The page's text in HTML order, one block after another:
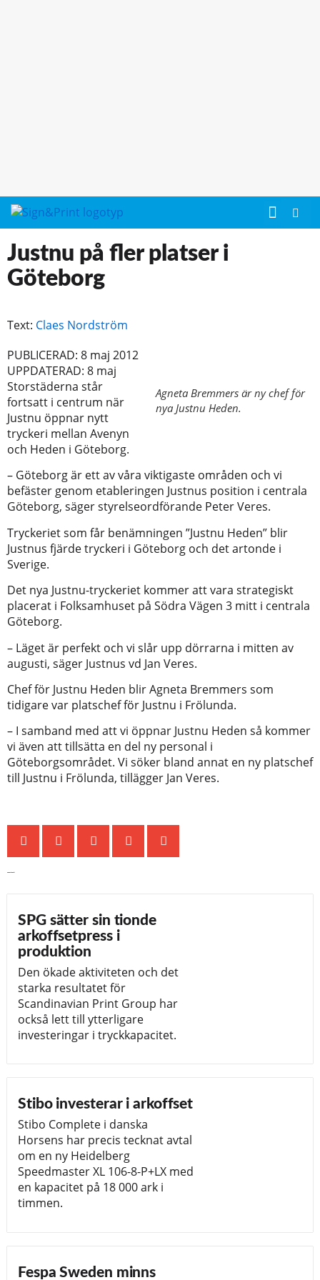
Justnu på fler platser i
Göteborg
Text: Claes Nordström
PUBLICERAD: 8 maj 2012
UPPDATERAD: 8 maj
Agneta Bremmers är ny chef för
nya Justnu Heden.
Storstäderna står
fortsatt i centrum när
Justnu öppnar nytt
tryckeri mellan Avenyn
och Heden i Göteborg.
– Göteborg är ett av våra viktigaste områden och vi
befäster genom etableringen Justnus position i centrala
Göteborg, säger styrelseordförande Peter Veres.
Tryckeriet som får benämningen ”Justnu Heden” blir
Justnus fjärde tryckeri i Göteborg och det artonde i
Sverige.
Det nya Justnu-tryckeriet kommer att vara strategiskt
placerat i Folksamhuset på Södra Vägen 3 mitt i centrala
Göteborg.
– Läget är perfekt och vi slår upp dörrarna i mitten av
augusti, säger Justnus vd Jan Veres.
Chef för Justnu Heden blir Agneta Bremmers som
tidigare var platschef för Justnu i Frölunda.
– I samband med att vi öppnar Justnu Heden så kommer
vi även att tillsätta en del ny personal i
Göteborgsområdet. Vi söker bland annat en ny platschef
till Justnu i Frölunda, tillägger Jan Veres.
SPG sätter sin tionde
arkoffsetpress i
produktion
Den ökade aktiviteten och det
starka resultatet för
Scandinavian Print Group har
också lett till ytterligare
investeringar i tryckkapacitet.
Stibo investerar i arkoffset
Stibo Complete i danska
Horsens har precis tecknat avtal
om en ny Heidelberg
Speedmaster XL 106-8-P+LX med
en kapacitet på 18 000 ark i
timmen.
Fespa Sweden minns